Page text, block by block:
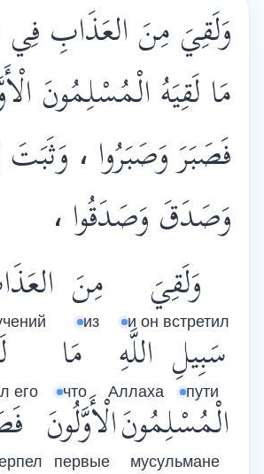
وَلَقِيَ مِنَ العَذَابِ فِي
مَا لَقِيَهُ الْمُسْلِمُونَ
فَصَبَرَ وَصَبَرُوا ، وَثَبَتَ
وَصَدَقَ وَصَدَقُوا ،
وَلَقِيَ
и он встретил
مِنَ
из
سَبِيلِ
пути
اللَّهِ
Аллаха
مَا
что
его
الْمُسْلِمُونَ
мусульмане
الْأَوَّلُونَ
первые